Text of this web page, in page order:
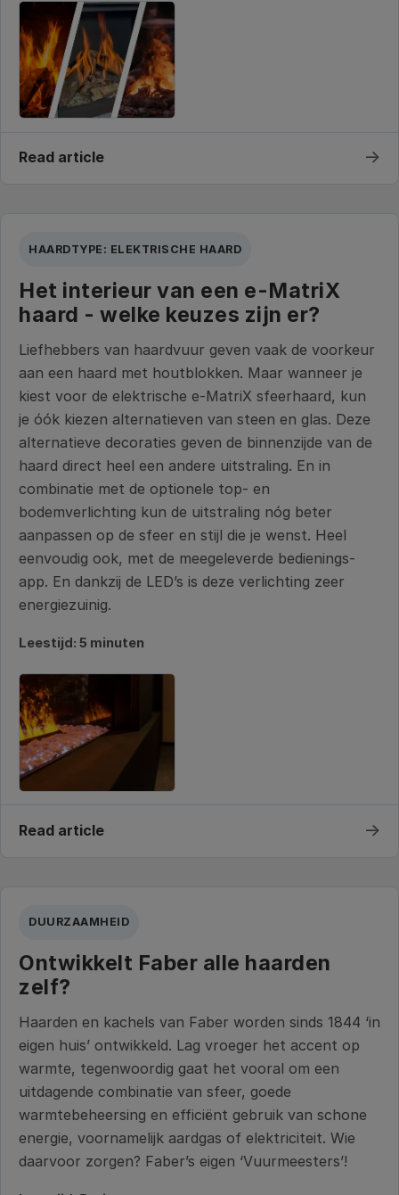
Read article →
HAARDTYPE: ELEKTRISCHE HAARD
Het interieur van een e-MatriX
haard - welke keuzes zijn er?
Liefhebbers van haardvuur geven vaak de voorkeur
aan een haard met houtblokken. Maar wanneer je
kiest voor de elektrische e-MatriX sfeerhaard, kun
je óók kiezen alternatieven van steen en glas. Deze
alternatieve decoraties geven de binnenzijde van de
haard direct heel een andere uitstraling. En in
combinatie met de optionele top- en
bodemverlichting kun de uitstraling nóg beter
aanpassen op de sfeer en stijl die je wenst. Heel
eenvoudig ook, met de meegeleverde bedienings-
app. En dankzij de LED’s is deze verlichting zeer
energiezuinig.
Leestijd: 5 minuten
Read article →
DUURZAAMHEID
Ontwikkelt Faber alle haarden
zelf?
Haarden en kachels van Faber worden sinds 1844 ‘in
eigen huis’ ontwikkeld. Lag vroeger het accent op
warmte, tegenwoordig gaat het vooral om een
uitdagende combinatie van sfeer, goede
warmtebeheersing en efficiënt gebruik van schone
energie, voornamelijk aardgas of elektriciteit. Wie
daarvoor zorgen? Faber’s eigen ‘Vuurmeesters’!